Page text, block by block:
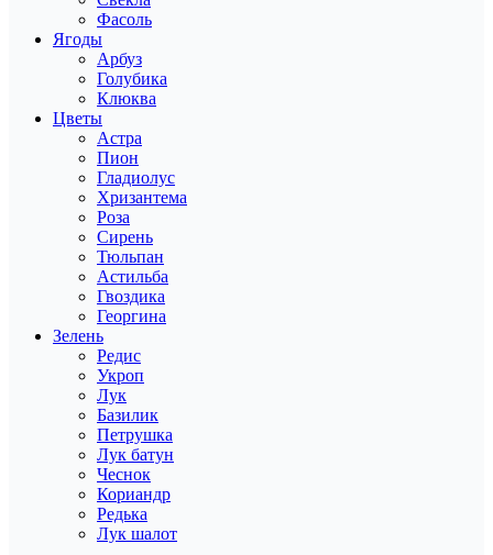
Фасоль
Ягоды
Арбуз
Голубика
Клюква
Цветы
Астра
Пион
Гладиолус
Хризантема
Роза
Сирень
Тюльпан
Астильба
Гвоздика
Георгина
Зелень
Редис
Укроп
Лук
Базилик
Петрушка
Лук батун
Чеснок
Кориандр
Редька
Лук шалот